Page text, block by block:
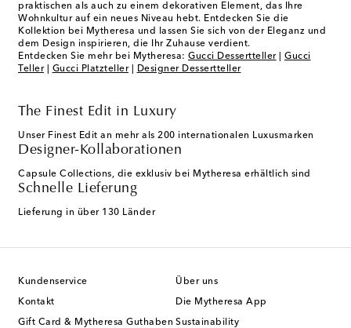
praktischen als auch zu einem dekorativen Element, das Ihre
Wohnkultur auf ein neues Niveau hebt. Entdecken Sie die
Kollektion bei Mytheresa und lassen Sie sich von der Eleganz und
dem Design inspirieren, die Ihr Zuhause verdient.
Entdecken Sie mehr bei Mytheresa: Gucci Dessertteller| Gucci
Teller| Gucci Platzteller| Designer Dessertteller
The Finest Edit in Luxury
Unser Finest Edit an mehr als 200 internationalen Luxusmarken
Designer-Kollaborationen
Capsule Collections, die exklusiv bei Mytheresa erhältlich sind
Schnelle Lieferung
Lieferung in über 130 Länder
Kundenservice
Kontakt
Gift Card & Mytheresa Guthaben
Über uns
Die Mytheresa App
Sustainability